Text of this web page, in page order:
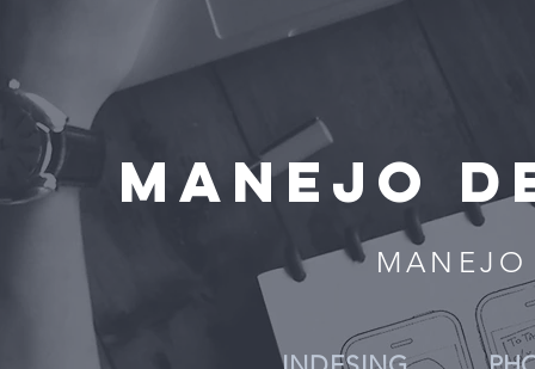
MANEJO